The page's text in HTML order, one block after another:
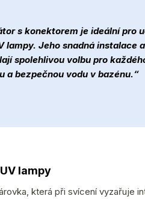
s konektorem je ideální pro
lampy. Jeho snadná instalace
spolehlivou volbu pro
a bezpečnou vodu v bazénu.“
lampy
která při svícení vyzařuje